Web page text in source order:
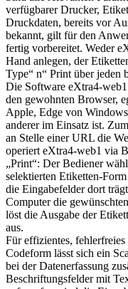
verfügbarer Drucker,
Druckdaten, bereits vor
bekannt, gilt für den
fertig vorbereitet. Weder
Hand anlegen, der
Type“ n“ Print über jeden
Die Software eXtra4-
den gewohnten Browser,
Apple, Edge von
anderer im Einsatz ist.
an Stelle einer URL die
operiert eXtra4-web1 via
„Print“: Der Bediener
selektierten Etiketten-
die Eingabefelder dort
Computer die
löst die Ausgabe der
aus.
Für effizientes,
Codeform lässt sich ein
bei der Datenerfassung
Beschriftungsfelder mit